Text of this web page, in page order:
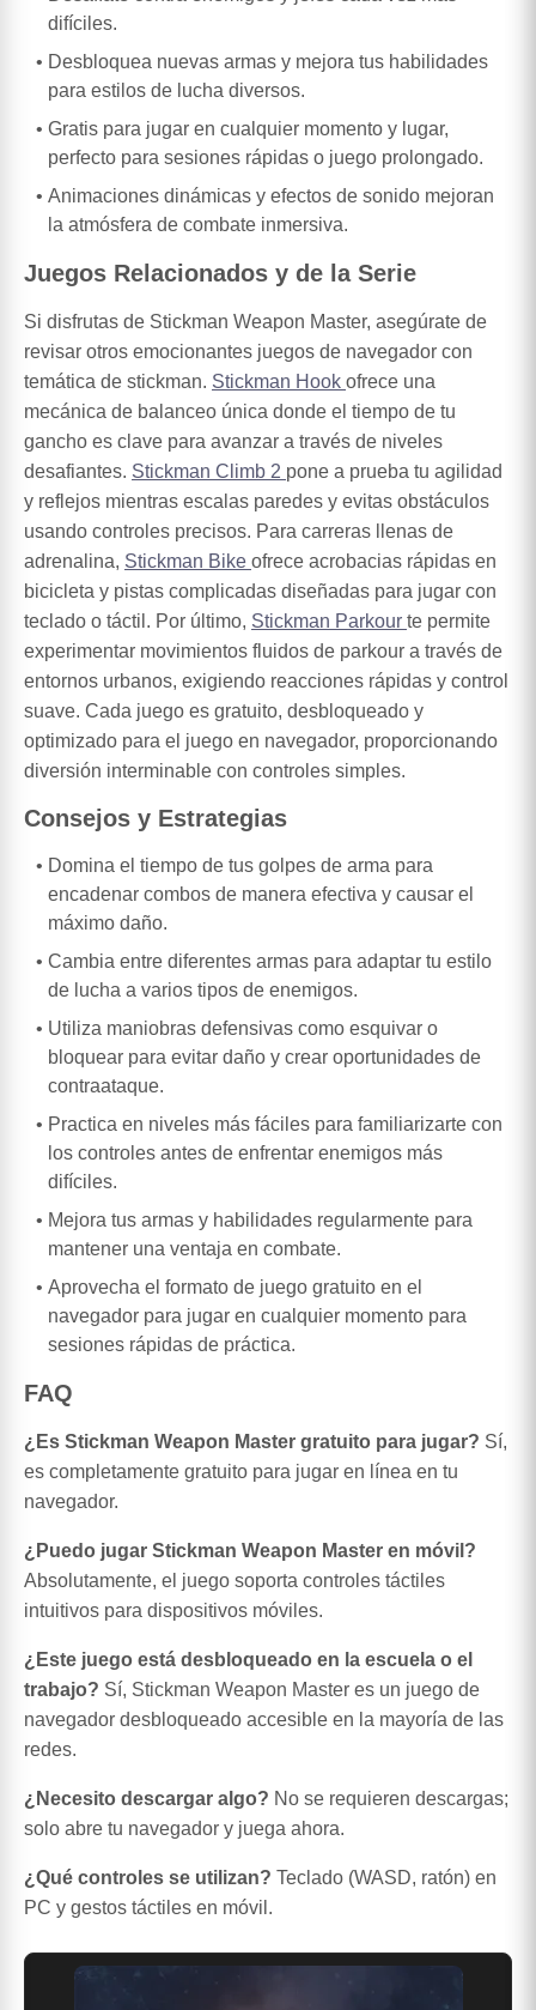
difíciles.
Desbloquea nuevas armas y mejora tus habilidades
para estilos de lucha diversos.
Gratis para jugar en cualquier momento y lugar,
perfecto para sesiones rápidas o juego prolongado.
Animaciones dinámicas y efectos de sonido mejoran
la atmósfera de combate inmersiva.
Juegos Relacionados y de la Serie
Si disfrutas de Stickman Weapon Master, asegúrate de
revisar otros emocionantes juegos de navegador con
temática de stickman. Stickman Hook ofrece una
mecánica de balanceo única donde el tiempo de tu
gancho es clave para avanzar a través de niveles
desafiantes. Stickman Climb 2 pone a prueba tu agilidad
y reflejos mientras escalas paredes y evitas obstáculos
usando controles precisos. Para carreras llenas de
adrenalina, Stickman Bike ofrece acrobacias rápidas en
bicicleta y pistas complicadas diseñadas para jugar con
teclado o táctil. Por último, Stickman Parkour te permite
experimentar movimientos fluidos de parkour a través de
entornos urbanos, exigiendo reacciones rápidas y control
suave. Cada juego es gratuito, desbloqueado y
optimizado para el juego en navegador, proporcionando
diversión interminable con controles simples.
Consejos y Estrategias
Domina el tiempo de tus golpes de arma para
encadenar combos de manera efectiva y causar el
máximo daño.
Cambia entre diferentes armas para adaptar tu estilo
de lucha a varios tipos de enemigos.
Utiliza maniobras defensivas como esquivar o
bloquear para evitar daño y crear oportunidades de
contraataque.
Practica en niveles más fáciles para familiarizarte con
los controles antes de enfrentar enemigos más
difíciles.
Mejora tus armas y habilidades regularmente para
mantener una ventaja en combate.
Aprovecha el formato de juego gratuito en el
navegador para jugar en cualquier momento para
sesiones rápidas de práctica.
FAQ
¿Es Stickman Weapon Master gratuito para jugar? Sí,
es completamente gratuito para jugar en línea en tu
navegador.
¿Puedo jugar Stickman Weapon Master en móvil?
Absolutamente, el juego soporta controles táctiles
intuitivos para dispositivos móviles.
¿Este juego está desbloqueado en la escuela o el
trabajo? Sí, Stickman Weapon Master es un juego de
navegador desbloqueado accesible en la mayoría de las
redes.
¿Necesito descargar algo? No se requieren descargas;
solo abre tu navegador y juega ahora.
¿Qué controles se utilizan? Teclado (WASD, ratón) en
PC y gestos táctiles en móvil.